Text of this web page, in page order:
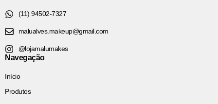
(11) 94502-7327
malualves.makeup@gmail.com
@lojamalumakes
Navegação
Início
Produtos